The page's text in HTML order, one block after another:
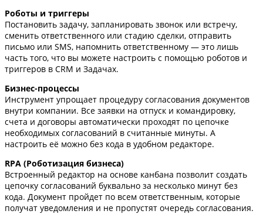
Роботы и триггеры
Постановить задачу, запланировать звонок или встречу,
сменить ответственного или стадию сделки, отправить
письмо или SMS, напомнить ответственному — это лишь
часть того, что вы можете настроить с помощью роботов и
триггеров в CRM и Задачах.
Бизнес-процессы
Инструмент упрощает процедуру согласования документов
внутри компании. Все заявки на отпуск и командировку,
счета и договоры автоматически проходят по цепочке
необходимых согласований в считанные минуты. А
настроить её можно без кода в удобном редакторе.
RPA (Роботизация бизнеса)
Встроенный редактор на основе канбана позволит создать
цепочку согласований буквально за несколько минут без
кода. Документ пройдет по всем ответственным, которые
получат уведомления и не пропустят очередь согласования.